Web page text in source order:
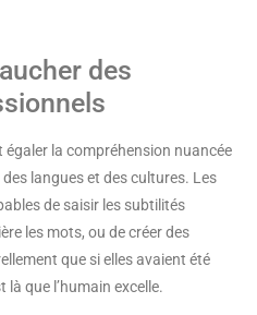
des
la compréhension nuancée
langues et des cultures. Les
de saisir les subtilités
les mots, ou de créer des
que si elles avaient été
que l’humain excelle.